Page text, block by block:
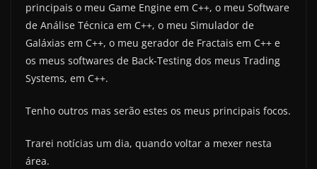
principais o meu Game Engine em C++, o meu Software
de Análise Técnica em C++, o meu Simulador de
Galáxias em C++, o meu gerador de Fractais em C++ e
os meus softwares de Back-Testing dos meus Trading
Systems, em C++.
Tenho outros mas serão estes os meus principais focos.
Trarei notícias um dia, quando voltar a mexer nesta
área.